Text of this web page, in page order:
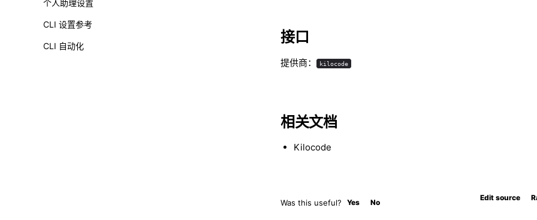
个人助理设置
CLI 设置参考
CLI 自动化
接口
提供商： kilocode
相关文档
Kilocode
Was this useful? Yes No
Edit source